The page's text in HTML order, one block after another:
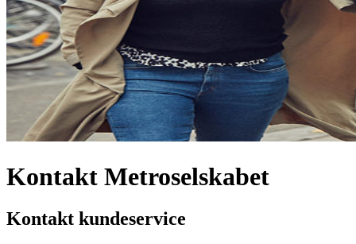
Kontakt Metroselskabet
Kontakt kundeservice